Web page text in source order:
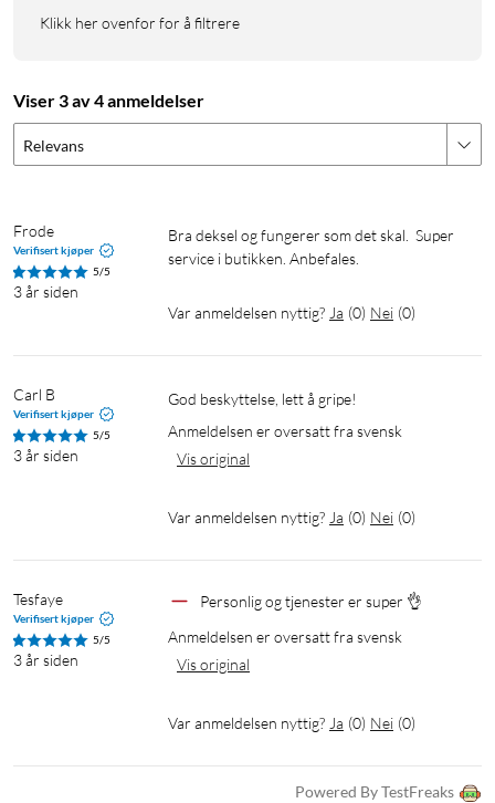
Klikk her ovenfor for å filtrere
Viser 3 av 4 anmeldelser
Relevans
Frode
Verifisert kjøper
5/5
3 år siden
Bra deksel og fungerer som det skal.  Super
service i butikken. Anbefales.
Var anmeldelsen nyttig? Ja (0) Nei (0)
Carl B
Verifisert kjøper
5/5
3 år siden
God beskyttelse, lett å gripe!
Anmeldelsen er oversatt fra svensk
Vis original
Var anmeldelsen nyttig? Ja (0) Nei (0)
Tesfaye
Verifisert kjøper
5/5
3 år siden
Personlig og tjenester er super 👌
Anmeldelsen er oversatt fra svensk
Vis original
Var anmeldelsen nyttig? Ja (0) Nei (0)
Powered By TestFreaks